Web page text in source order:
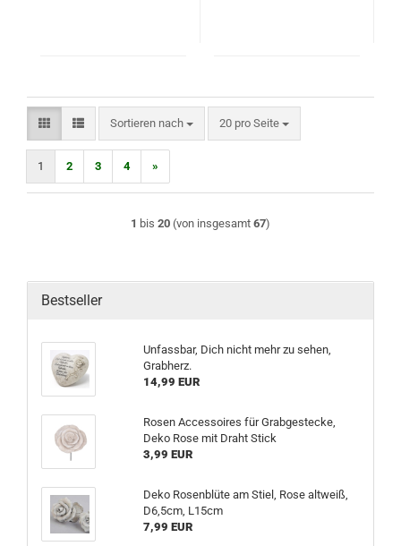
Sortieren nach
Sortieren nach 20 pro Seite
pro Seite
1 2 3 4 »
1 bis 20 (von insgesamt 67)
Bestseller
Unfassbar, Dich nicht mehr zu sehen,
Grabherz.
14,99 EUR
Rosen Accessoires für Grabgestecke,
Deko Rose mit Draht Stick
3,99 EUR
Deko Rosenblüte am Stiel, Rose altweiß,
D6,5cm, L15cm
7,99 EUR